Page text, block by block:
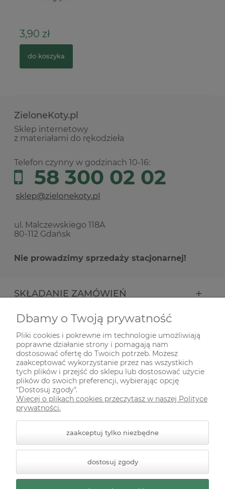
3,90 zł
do koszyka
ZieloneKoty.pl
Sklep internetowy
z materiałami do rękodzieła
Telefon czynny w godzinach 10-16:
58 300 02 02
ul. Malczewskiego 118A
80-112 Gdańsk
Nie prowadzimy sprzedaży stacjonarnej!
SKŁADANIE ZAMÓWIEŃ
INFORMACJE
ODWIEDŹ NAS NA
Styl graficzny ShopGadget.pl
Sklep internetowy Shoper
Premium
Dbamy o Twoją prywatność
Pliki cookies i pokrewne im technologie umożliwiają
poprawne działanie strony i pomagają nam
dostosować ofertę do Twoich potrzeb. Możesz
zaakceptować wykorzystanie przez nas wszystkich
tych plików i przejść do sklepu lub dostosować użycie
plików do swoich preferencji, wybierając opcję
"Dostosuj zgody".
Więcej o plikach cookies przeczytasz w naszej Polityce
prywatności.
zaakceptuj tylko niezbędne
dostosuj zgody